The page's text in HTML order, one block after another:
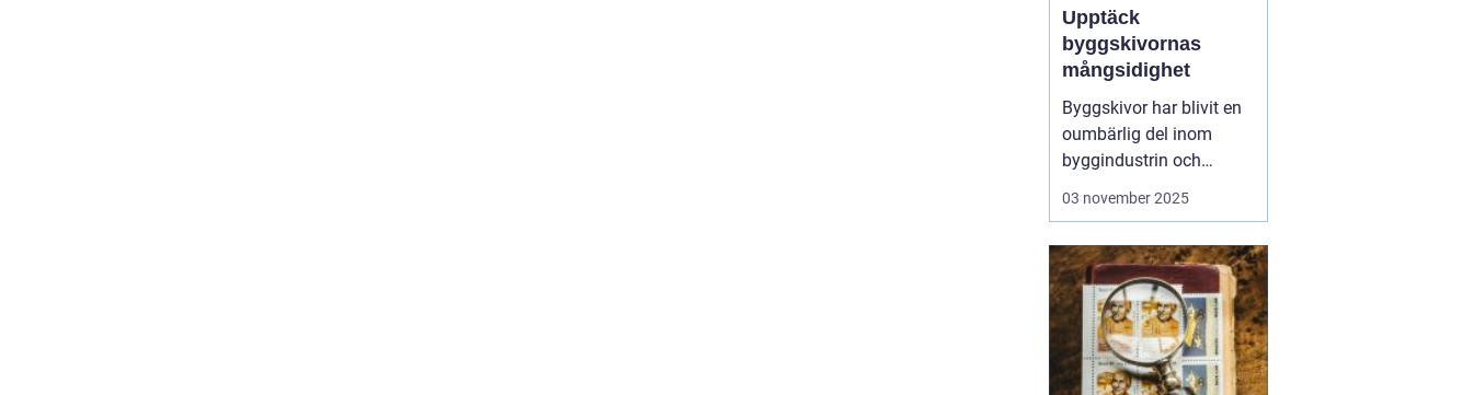
Upptäck
byggskivornas
mångsidighet
Byggskivor har blivit en
oumbärlig del inom
byggindustrin och
används i allt från
byggnader. Dessa
mångsidiga material
erbjuder en rad olika
fördelar, inklusive styrka,
hållbarhet och ...
03 november 2025